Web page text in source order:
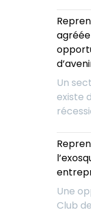
:
Un
existe
Une
Club